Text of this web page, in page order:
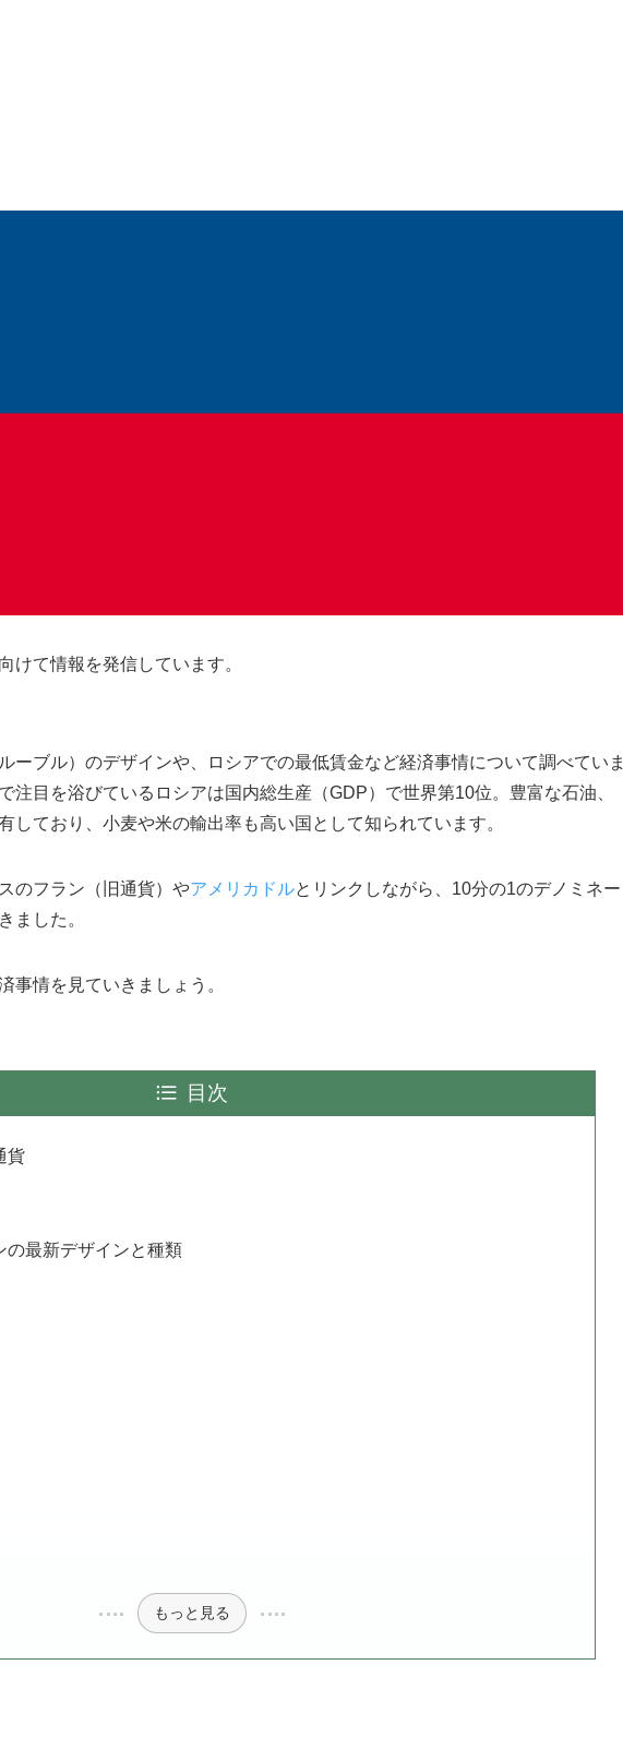
て情報を発信しています。
ーブル）のデザインや、ロシアでの最低賃金など経済事情について調べていま
注目を浴びているロシアは国内総生産（GDP）で世界第10位。豊富な石油、
しており、小麦や米の輸出率も高い国として知られています。
のフラン（旧通貨）やアメリカドルとリンクしながら、10分の1のデノミネー
ました。
事情を見ていきましょう。
目次
貨
の最新デザインと種類
もっと見る